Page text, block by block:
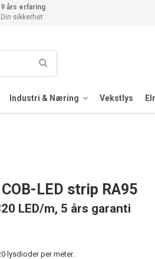
9 års erfaring
Din sikkerhet
Industri & Næring Vekstlys
LED strip RA95
LED/m, 5 års garanti
lysdioder per meter.